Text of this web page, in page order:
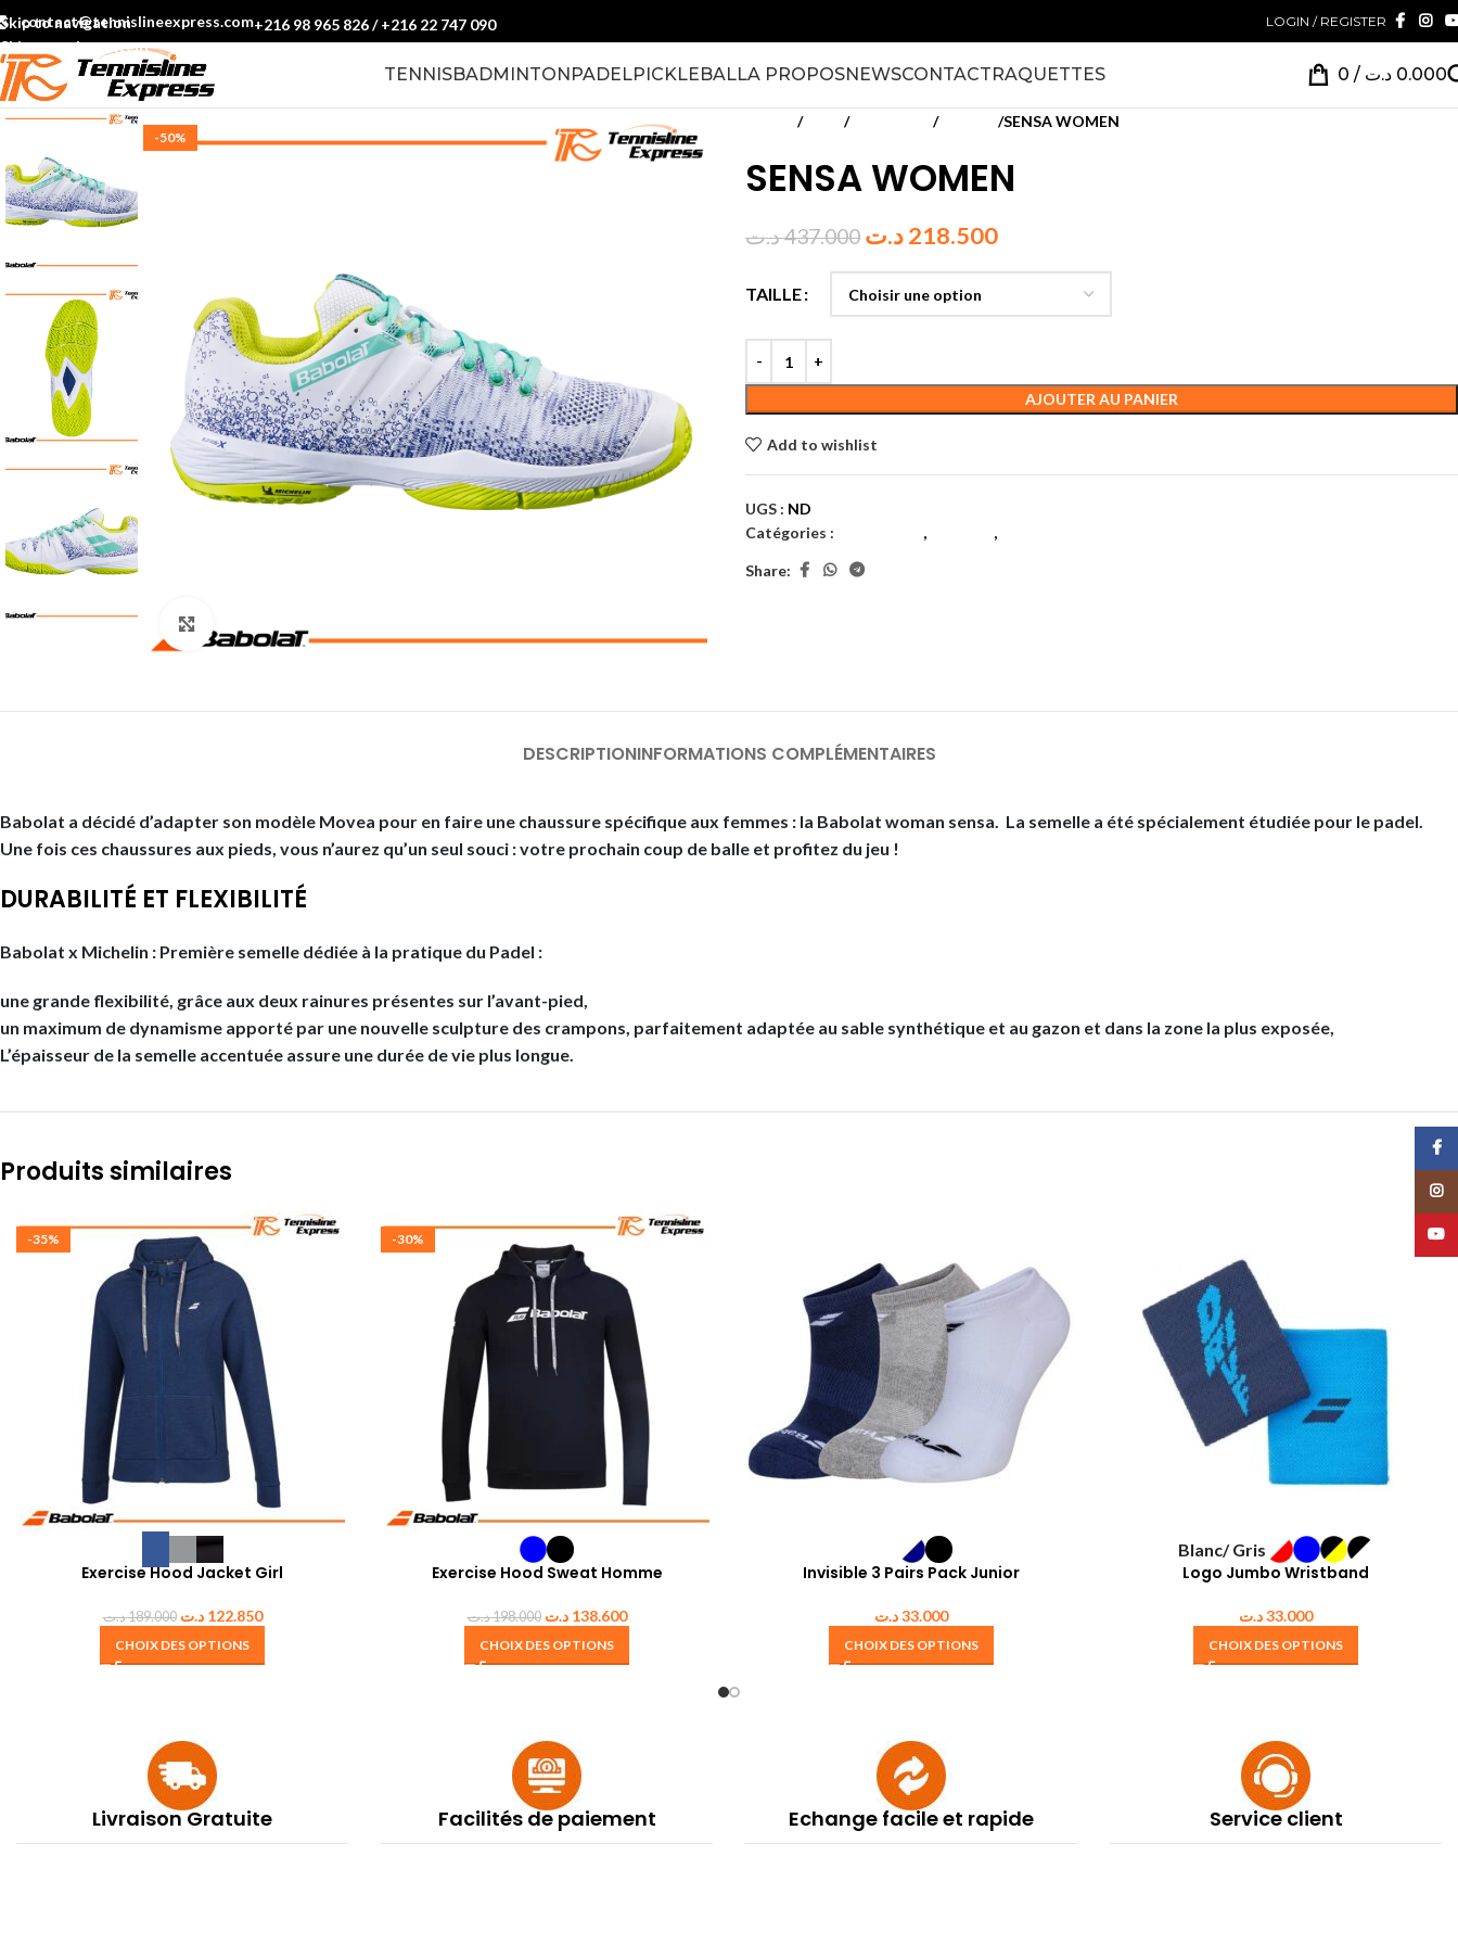
Skip to navigation
Skip to main content
contact@tennislineexpress.com+216 98 965 826/+216 22 747 090 LOGIN / REGISTER
TENNISBADMINTONPADELPICKLEBALLA PROPOSNEWSCONTACTRAQUETTES 0 / 0.000 د.ت
-50%
Padel Chaussures Femmes SENSA WOMEN
SENSA WOMEN
437.000د.ت 218.500د.ت
TAILLE
AJOUTER AU PANIER
Add to wishlist
UGS : ND
Catégories :
, ,
Share:
DESCRIPTIONINFORMATIONS COMPLÉMENTAIRES
Babolat a décidé d’adapter son modèle Movea pour en faire une chaussure spécifique aux femmes : la Babolat woman sensa. La semelle a été spécialement étudiée pour le padel.
Une fois ces chaussures aux pieds, vous n’aurez qu’un seul souci : votre prochain coup de balle et profitez du jeu !
DURABILITÉ ET FLEXIBILITÉ
Babolat x Michelin : Première semelle dédiée à la pratique du Padel :
une grande flexibilité, grâce aux deux rainures présentes sur l’avant-pied,
un maximum de dynamisme apporté par une nouvelle sculpture des crampons, parfaitement adaptée au sable synthétique et au gazon et dans la zone la plus exposée,
L’épaisseur de la semelle accentuée assure une durée de vie plus longue.
Produits similaires
-35%
Exercise Hood Jacket Girl
189.000د.ت 122.850 د.ت
CHOIX DES OPTIONS
-30%
Exercise Hood Sweat Homme
198.000د.ت 138.600 د.ت
CHOIX DES OPTIONS
Invisible 3 Pairs Pack Junior
33.000د.ت
CHOIX DES OPTIONS
Blanc/ Gris
Logo Jumbo Wristband
33.000د.ت
CHOIX DES OPTIONS
Livraison Gratuite Facilités de paiement Echange facile et rapide Service client